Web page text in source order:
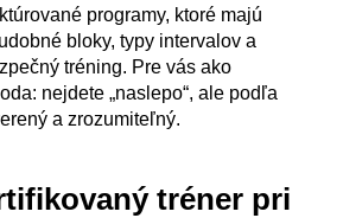
programy, ktoré majú
bloky, typy intervalov a
tréning. Pre vás ako
nejdete „naslepo“, ale podľa
a zrozumiteľný.
tréner pri